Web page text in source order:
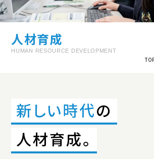
パンフレット
お知らせ
福井中高ポータルサイト
アクセス プライバシーポリシー
いじめ防止基本方針
人材育成
HUMAN RESOURCE DEVELOPMENT
新しい時代の
人材育成。